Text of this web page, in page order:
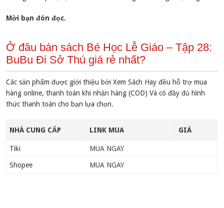
Mời bạn đón đọc.
Ở đâu bán sách Bé Học Lễ Giáo – Tập 28:
BuBu Đi Sở Thú giá rẻ nhất?
Các sản phẩm được giới thiệu bởi Xem Sách Hay đều hỗ trợ mua
hàng online, thanh toán khi nhận hàng (COD) Và có đầy đủ hình
thức thanh toán cho bạn lựa chọn.
NHÀ CUNG CẤP LINK MUA GIÁ
Tiki MUA NGAY
Shopee MUA NGAY